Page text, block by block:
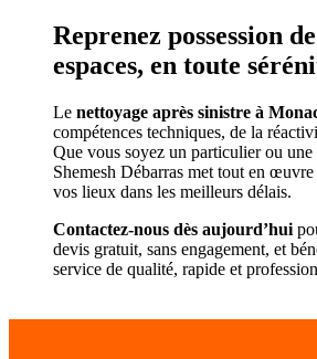
Reprenez possession
espaces, en toute
Le nettoyage après sinistre à
compétences techniques, de la
Que vous soyez un particulier ou une
Shemesh Débarras met tout en
vos lieux dans les meilleurs délais.
Contactez-nous dès aujourd’hui
devis gratuit, sans engagement, et
service de qualité, rapide et